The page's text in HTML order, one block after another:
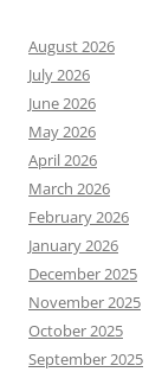
August 2026
July 2026
June 2026
May 2026
April 2026
March 2026
February 2026
January 2026
December 2025
November 2025
October 2025
September 2025